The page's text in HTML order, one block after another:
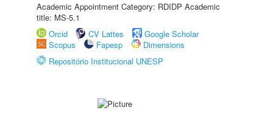
Academic Appointment Category: RDIDP Academic
title: MS-5.1
Orcid
CV Lattes
Google Scholar
Scopus
Fapesp
Dimensions
Repositório Institucional UNESP